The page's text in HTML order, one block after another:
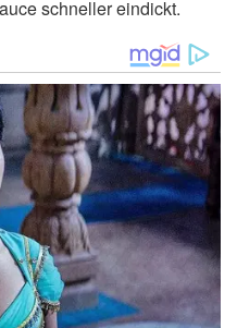
schneller eindickt.